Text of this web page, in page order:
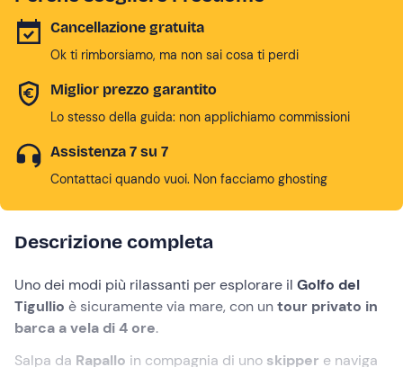
Cancellazione gratuita
Ok ti rimborsiamo, ma non sai cosa ti perdi
Miglior prezzo garantito
Lo stesso della guida: non applichiamo commissioni
Assistenza 7 su 7
Contattaci quando vuoi. Non facciamo ghosting
Descrizione completa
Uno dei modi più rilassanti per esplorare il Golfo del
Tigullio è sicuramente via mare, con untour privato in
barca a vela di 4 ore.
Salpa da Rapallo in compagnia di uno skipper e naviga